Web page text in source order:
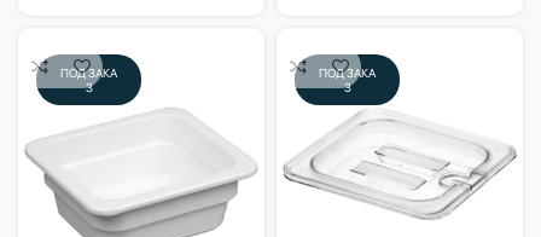
ПОД ЗАКА
З
ПОД ЗАКА
З